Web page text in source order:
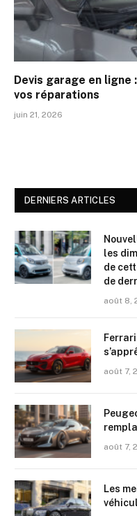
Devis garage en
vos réparations
juin 21, 2026
DERNIERS ARTICLES
les
de
de
août 8,
août 7,
août 7,
Les